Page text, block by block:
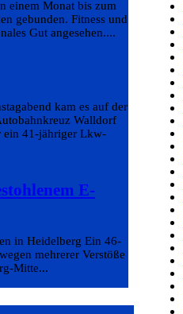
einem Monat bis zum
gebunden. Fitness und
Gut angesehen....
kam es auf der
Walldorf
ein 41-jähriger Lkw-
E-
in Heidelberg Ein 46-
mehrerer Verstöße
Mitte...